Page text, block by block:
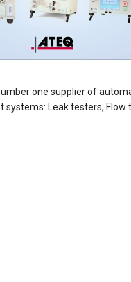
one supplier of
systems: Leak testers, Flow